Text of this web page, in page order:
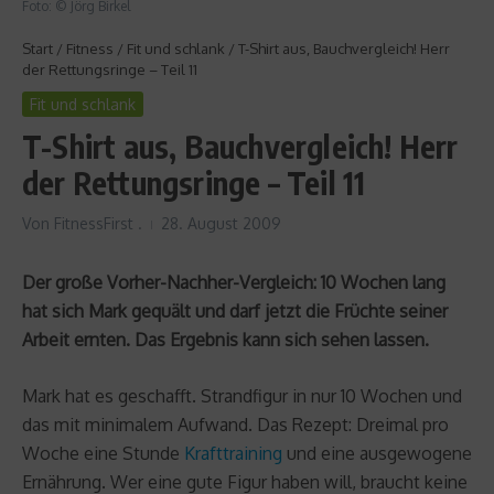
Foto: © Jörg Birkel
Start / Fitness / Fit und schlank / T-Shirt aus, Bauchvergleich! Herr
der Rettungsringe – Teil 11
Fit und schlank
T-Shirt aus, Bauchvergleich! Herr
der Rettungsringe – Teil 11
Von FitnessFirst . 28. August 2009
Der große Vorher-Nachher-Vergleich: 10 Wochen lang
hat sich Mark gequält und darf jetzt die Früchte seiner
Arbeit ernten. Das Ergebnis kann sich sehen lassen.
Mark hat es geschafft. Strandfigur in nur 10 Wochen und
das mit minimalem Aufwand. Das Rezept: Dreimal pro
Woche eine Stunde Krafttraining und eine ausgewogene
Ernährung. Wer eine gute Figur haben will, braucht keine